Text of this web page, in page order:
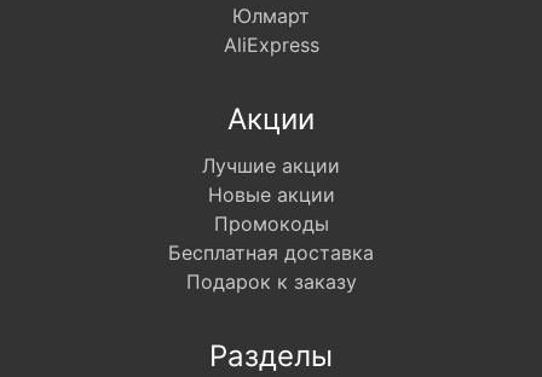
Юлмарт
AliExpress
Акции
Лучшие акции
Новые акции
Промокоды
Бесплатная доставка
Подарок к заказу
Разделы